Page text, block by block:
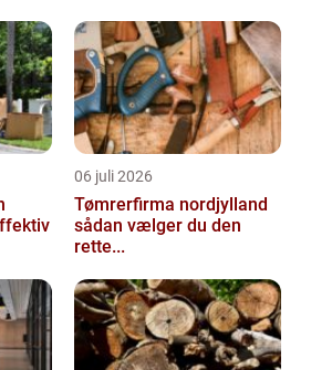
06 juli 2026
Tømrerfirma nordjylland
sådan vælger du den
rette...